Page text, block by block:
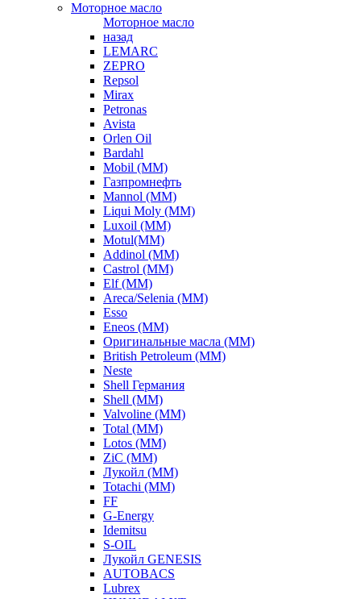
Моторное масло
Моторное масло
назад
LEMARC
ZEPRO
Repsol
Mirax
Petronas
Avista
Orlen Oil
Bardahl
Mobil (ММ)
Газпромнефть
Mannol (ММ)
Liqui Moly (ММ)
Luxoil (ММ)
Motul(ММ)
Addinol (ММ)
Castrol (ММ)
Elf (ММ)
Areca/Selenia (ММ)
Esso
Eneos (ММ)
Оригинальные масла (ММ)
British Petroleum (ММ)
Neste
Shell Германия
Shell (ММ)
Valvoline (ММ)
Total (ММ)
Lotos (ММ)
ZiC (ММ)
Лукойл (ММ)
Totachi (MM)
FF
G-Energy
Idemitsu
S-OIL
Лукойл GENESIS
AUTOBACS
Lubrex